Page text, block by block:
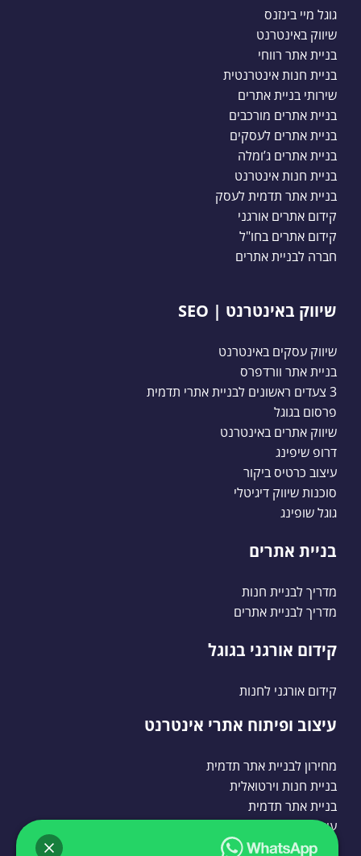
גוגל מיי בינזנס
שיווק באינטרנט
בניית אתר רווחי
בניית חנות אינטרנטית
שירותי בניית אתרים
בניית אתרים מורכבים
בניית אתרים לעסקים
בניית אתרים ג’ומלה
בניית חנות אינטרנט
בניית אתר תדמית לעסק
קידום אתרים אורגני
קידום אתרים בחו"ל
חברה לבניית אתרים
שיווק באינטרנט | SEO
שיווק עסקים באינטרנט
בניית אתר וורדפרס
3 צעדים ראשונים לבניית אתרי תדמית
פרסום בגוגל
שיווק אתרים באינטרנט
דרופ שיפינג
עיצוב כרטיס ביקור
סוכנות שיווק דיגיטלי
גוגל שופינג
בניית אתרים
מדריך לבניית חנות
מדריך לבניית אתרים
קידום אורגני בגוגל
קידום אורגני לחנות
עיצוב ופיתוח אתרי אינטרנט
מחירון לבניית אתר תדמית
בניית חנות וירטואלית
בניית אתר תדמית
עיצוב אתרים